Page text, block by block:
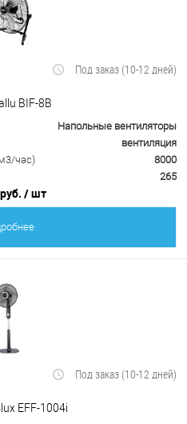
Под заказ (10-12 дней)
BIF-8B
Напольные вентиляторы
вентиляция
час)
8000
265
/ шт
Под заказ (10-12 дней)
EFF-1004i